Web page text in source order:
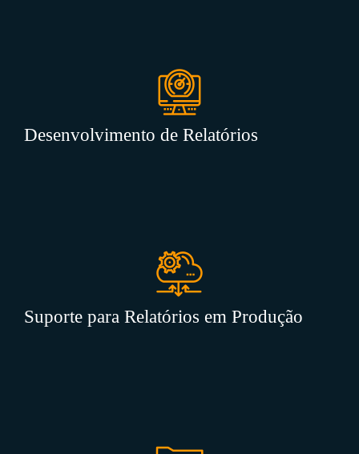
Desenvolvimento de Relatórios
Suporte para Relatórios em Produção